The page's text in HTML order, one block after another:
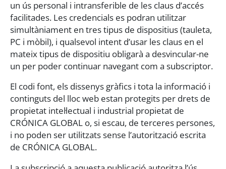
un ús personal i intransferible de les claus d’accés
facilitades. Les credencials es podran utilitzar
simultàniament en tres tipus de dispositius (tauleta,
PC i mòbil), i qualsevol intent d’usar les claus en el
mateix tipus de dispositiu obligarà a desvincular-ne
un per poder continuar navegant com a subscriptor.
El codi font, els dissenys gràfics i tota la informació i
continguts del lloc web estan protegits per drets de
propietat intel·lectual i industrial propietat de
CRÓNICA GLOBAL o, si escau, de terceres persones,
i no poden ser utilitzats sense l’autorització escrita
de CRÓNICA GLOBAL.